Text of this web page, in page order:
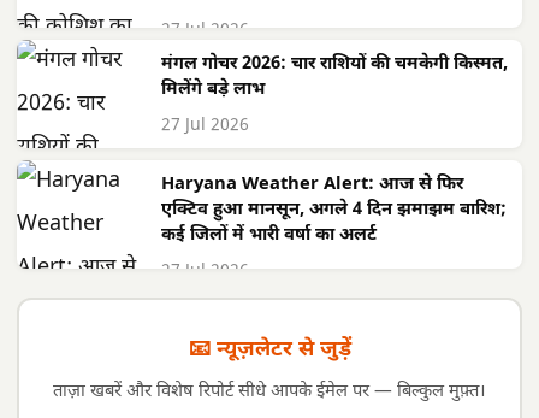
27 Jul 2026
मंगल गोचर 2026: चार राशियों की चमकेगी किस्मत,
मिलेंगे बड़े लाभ
27 Jul 2026
Haryana Weather Alert: आज से फिर
एक्टिव हुआ मानसून, अगले 4 दिन झमाझम बारिश;
कई जिलों में भारी वर्षा का अलर्ट
27 Jul 2026
📧 न्यूज़लेटर से जुड़ें
ताज़ा खबरें और विशेष रिपोर्ट सीधे आपके ईमेल पर — बिल्कुल मुफ़्त।